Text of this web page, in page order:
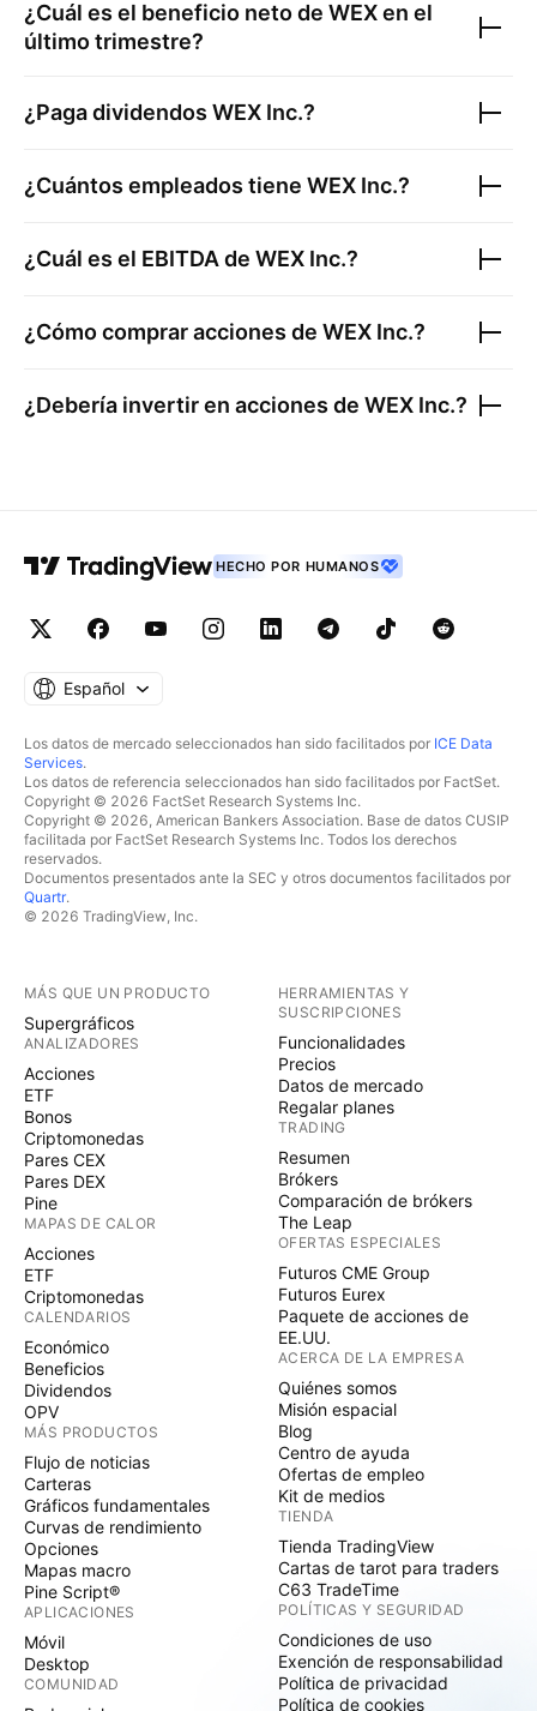
¿Cuál es el beneficio neto de WEXen el
último trimestre?
¿Paga dividendos WEX Inc.?
¿Cuántos empleados tiene WEX Inc.?
¿Cuál es el EBITDA de WEX Inc.?
¿Cómo comprar acciones de WEX Inc.?
¿Debería invertir en acciones de WEX Inc.?
HECHO POR HUMANOS
Español
Los datos de mercado seleccionados han sido facilitados por ICE Data
Services.
Los datos de referencia seleccionados han sido facilitados por FactSet.
Copyright © 2026 FactSet Research Systems Inc.
Copyright © 2026, American Bankers Association. Base de datos CUSIP
facilitada por FactSet Research Systems Inc. Todos los derechos
reservados.
Documentos presentados ante la SEC y otros documentos facilitados por
Quartr.
© 2026 TradingView, Inc.
MÁS QUE UN PRODUCTO
Supergráficos
ANALIZADORES
Acciones
ETF
Bonos
Criptomonedas
Pares CEX
Pares DEX
Pine
MAPAS DE CALOR
Acciones
ETF
Criptomonedas
CALENDARIOS
Económico
Beneficios
Dividendos
OPV
MÁS PRODUCTOS
Flujo de noticias
Carteras
Gráficos fundamentales
Curvas de rendimiento
Opciones
Mapas macro
Pine Script®
APLICACIONES
Móvil
Desktop
COMUNIDAD
HERRAMIENTAS Y
SUSCRIPCIONES
Funcionalidades
Precios
Datos de mercado
Regalar planes
TRADING
Resumen
Brókers
Comparación de brókers
The Leap
OFERTAS ESPECIALES
Futuros CME Group
Futuros Eurex
Paquete de acciones de
EE.UU.
ACERCA DE LA EMPRESA
Quiénes somos
Misión espacial
Blog
Centro de ayuda
Ofertas de empleo
Kit de medios
TIENDA
Tienda TradingView
Cartas de tarot para traders
C63 TradeTime
POLÍTICAS Y SEGURIDAD
Condiciones de uso
Exención de responsabilidad
Política de privacidad
Política de cookies